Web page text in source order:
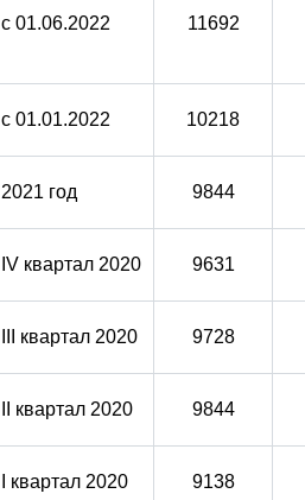
с 01.06.2022 11692
с 01.01.2022 10218
2021 год 9844
IV квартал 2020 9631
III квартал 2020 9728
II квартал 2020 9844
I квартал 2020 9138